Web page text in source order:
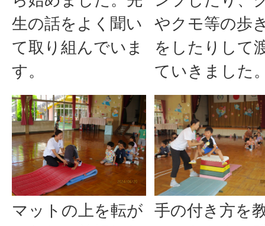
生の話をよく聞い
て取り組んでいま
す。
やクモ等の歩
をしたりして
ていきました
マットの上を転が 手の付き方を